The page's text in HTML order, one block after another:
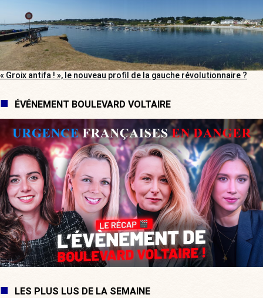
« Groix antifa ! », le nouveau profil de la gauche révolutionnaire ?
ÉVÉNEMENT BOULEVARD VOLTAIRE
LES PLUS LUS DE LA SEMAINE